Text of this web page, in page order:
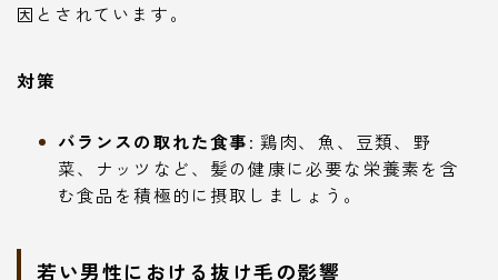
因とされています。
対策
バランスの取れた食事: 鶏肉、魚、豆類、野
菜、ナッツなど、髪の健康に必要な栄養素を含
む食品を積極的に摂取しましょう。
若い男性における抜け毛の影響